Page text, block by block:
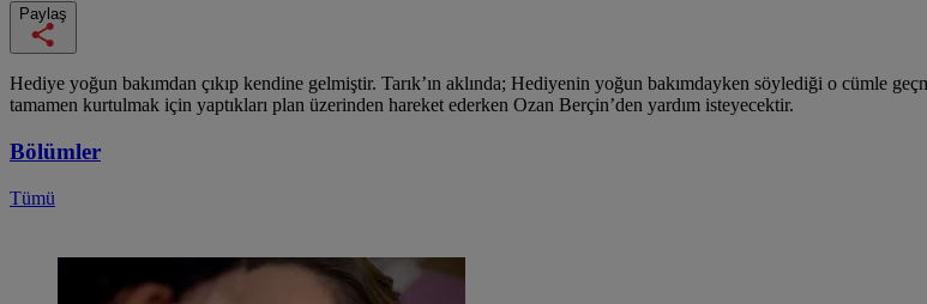
Paylaş
Hediye yoğun bakımdan çıkıp kendine gelmiştir. Tarık’ın aklında; Hediyenin yoğun bakımdayken söylediği o cümle
tamamen kurtulmak için yaptıkları plan üzerinden hareket ederken Ozan Berçin’den yardım isteyecektir.
Bölümler
Tümü